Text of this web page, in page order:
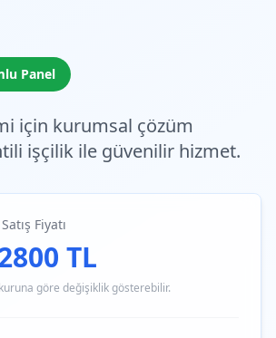
Panel
için kurumsal çözüm
işçilik ile güvenilir hizmet.
Fiyatı
TL
göre değişiklik gösterebilir.